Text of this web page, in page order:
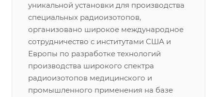
уникальной установки для производства
специальных радиоизотопов,
организовано широкое международное
сотрудничество с институтами США и
Европы по разработке технологий
производства широкого спектра
радиоизотопов медицинского и
промышленного применения на базе